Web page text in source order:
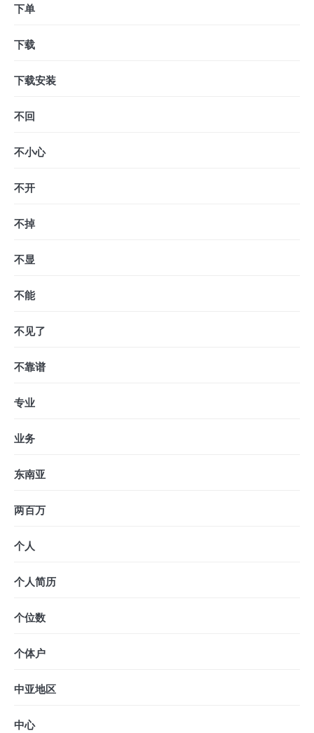
下单
下载
下载安装
不回
不小心
不开
不掉
不显
不能
不见了
不靠谱
专业
业务
东南亚
两百万
个人
个人简历
个位数
个体户
中亚地区
中心